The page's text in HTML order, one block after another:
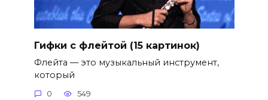
Гифки с флейтой (15 картинок)
Флейта — это музыкальный инструмент,
который
0 549